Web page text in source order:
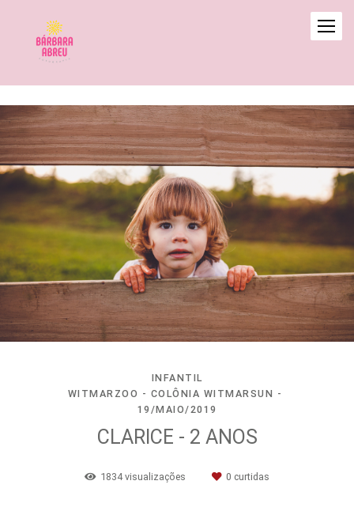
INFANTIL
WITMARZOO - COLÔNIA WITMARSUN
19/MAIO/2019
CLARICE - 2 ANOS
1834visualizações 0 curtidas